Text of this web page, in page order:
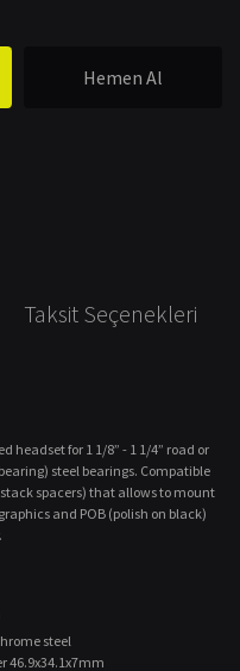
Hemen Al
Taksit Seçenekleri
headset for 1 1/8” - 1 1/4” road or
steel bearings. Compatible
spacers) that allows to mount
and POB (polish on black)
steel
46.9x34.1x7mm